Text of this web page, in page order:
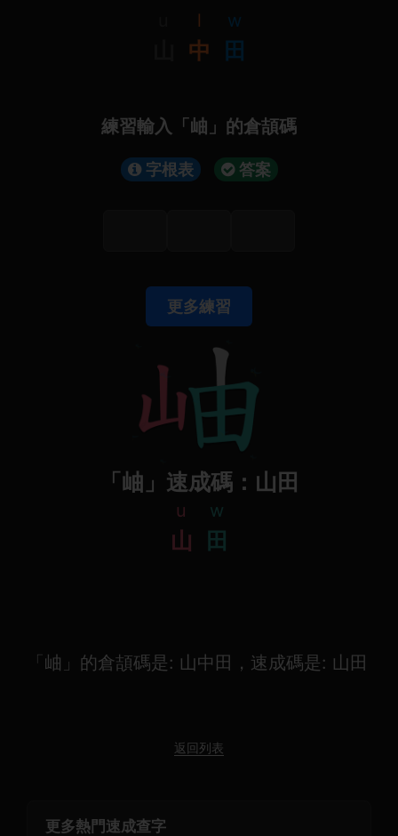
l
中
w
田
練習輸入「岫」的倉頡碼
字根表 答案
更多練習
「岫」速成碼：山田
u
山
w
田
「岫」的倉頡碼是: 山中田，速成碼是: 山田
返回列表
更多熱門速成查字